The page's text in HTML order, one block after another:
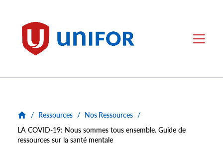
Unifor Menu
/ Ressources / Nos Ressources /
LA COVID-19: Nous sommes tous ensemble. Guide de
ressources sur la santé mentale